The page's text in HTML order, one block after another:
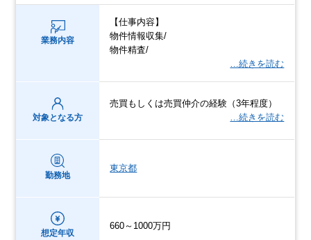
業務内容
【仕事内容】
物件情報収集/
物件精査/
…続きを読む
対象となる方
売買もしくは売買仲介の経験（3年程度）
…続きを読む
勤務地
東京都
想定年収
660～1000万円